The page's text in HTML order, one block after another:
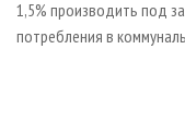
1,5% производить под
потребления в